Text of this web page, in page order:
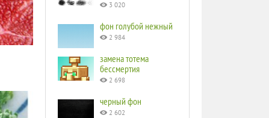
3 020
фон голубой нежный
2 984
замена тотема
бессмертия
2 698
черный фон
2 602